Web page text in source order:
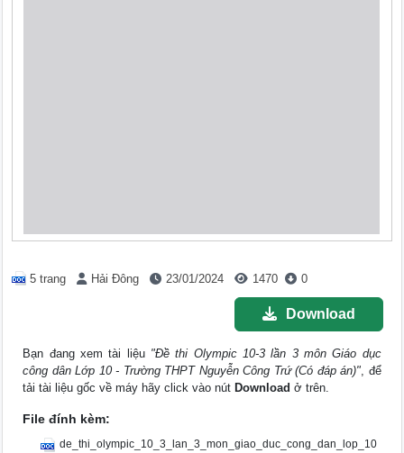
5 trang Hải Đông 23/01/2024 1470 0
Download
Bạn đang xem tài liệu "Đề thi Olympic 10-3 lần 3 môn Giáo dục
công dân Lớp 10 - Trường THPT Nguyễn Công Trứ (Có đáp án)", để
tải tài liệu gốc về máy hãy click vào nút Download ở trên.
File đính kèm:
de_thi_olympic_10_3_lan_3_mon_giao_duc_cong_dan_lop_10